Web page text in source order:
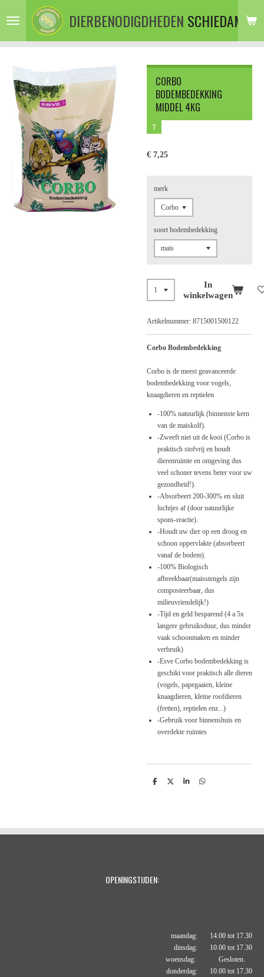
direct
de
DIERBENODIGDHEDEN SCHIEDAM
CORBO
BODEMBEDEKKING
MIDDEL 4KG
T
€ 7,25
merk
soort bodembedekking
In
winkelwagen
Artikelnummer: 8715001500122
Corbo Bodembedekking
Corbo is de meest geavanceerde
bodembedekking voor vogels,
knaagdieren en reptielen
-100% natuurlijk (binnenste kern
van de maiskolf).
-Zweeft niet uit de kooi (Corbo is
praktisch stofvrij en houdt
dierenruimte en omgeving dus
veel schoner tevens beter voor uw
gezondheid!).
-Absorbeert 200-300% en sluit
luchtjes af (door natuurlijke
spons-reactie).
-Houdt uw dier op een droog en
schoon oppervlakte (absorbeert
vanaf de bodem).
-100% Biologisch
afbreekbaar(maisstengels zijn
composteerbaar, dus
milieuvriendelijk!)
-Tijd en geld besparend (4 a 5x
langere gebruiksduur, dus minder
vaak schoonmaken en minder
verbruik)
-Esve Corbo bodembedekking is
geschikt voor praktisch alle dieren
(vogels, papegaaien, kleine
knaagdieren, kleine roofdieren
(fretten), reptielen enz...)
-Gebruik voor binnenshuis en
overdekte ruimtes
D
D
S
D
OPENINGSTIJDEN:
maandag: 14.00 tot 17.30
dinsdag: 10.00 tot 17.30
woensdag: Gesloten.
donderdag: 10.00 tot 17.30